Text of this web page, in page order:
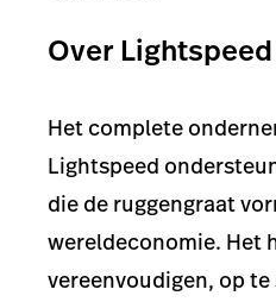
Over Lightspeed
Het complete
Lightspeed
die de ruggengraat
wereldeconomie. Het
vereenvoudigen, op